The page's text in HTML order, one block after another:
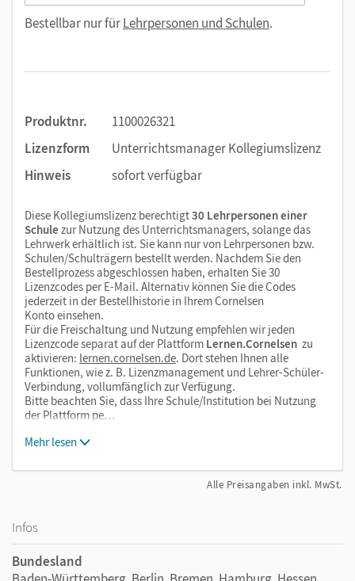
Bestellbar nur fürLehrpersonen und Schulen.
Produktnr.
1100026321
Lizenzform
Unterrichtsmanager Kollegiumslizenz
Hinweis
sofort verfügbar
Diese Kollegiumslizenz berechtigt30 Lehrpersonen einer
Schule zur Nutzung des Unterrichtsmanagers, solange das
Lehrwerk erhältlich ist. Sie kann nur von Lehrpersonen bzw.
Schulen/Schulträgern bestellt werden. Nachdem Sie den
Bestellprozess abgeschlossen haben, erhalten Sie 30
Lizenzcodes per E-Mail. Alternativ können Sie die Codes
jederzeit in der Bestellhistorie in Ihrem Cornelsen
Konto einsehen.
Für die Freischaltung und Nutzung empfehlen wir jeden
Lizenzcode separat auf der Plattform Lernen.Cornelsen zu
aktivieren: lernen.cornelsen.de. Dort stehen Ihnen alle
Funktionen, wie z. B. Lizenzmanagement und Lehrer-Schüler-
Verbindung, vollumfänglich zur Verfügung.
Bitte beachten Sie, dass Ihre Schule/Institution bei Nutzung
der Plattform pe…
Mehr lesen
Alle Preisangaben inkl. MwSt.
Infos
Bundesland